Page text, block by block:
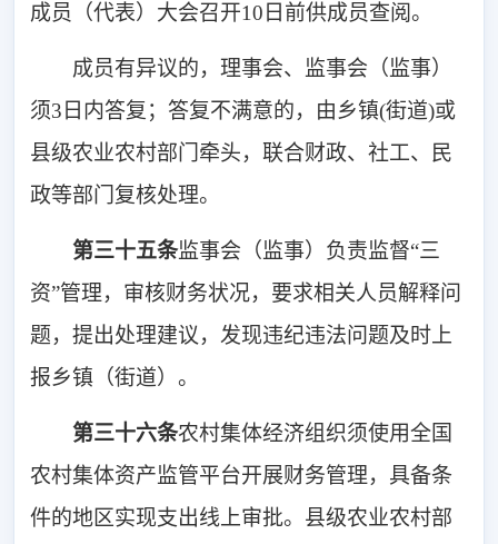
成员（代表）大会召开10日前供成员查阅。
成员有异议的，理事会、监事会（监事）
须3日内答复；答复不满意的，由乡镇(街道)或
县级农业农村部门牵头，联合财政、社工、民
政等部门复核处理。
第三十五条监事会（监事）负责监督“三
资”管理，审核财务状况，要求相关人员解释问
题，提出处理建议，发现违纪违法问题及时上
报乡镇（街道）。
第三十六条农村集体经济组织须使用全国
农村集体资产监管平台开展财务管理，具备条
件的地区实现支出线上审批。县级农业农村部